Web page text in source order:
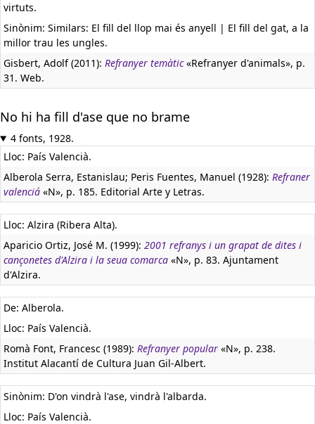
virtuts.
Sinònim: Similars: El fill del llop mai és anyell | El fill del gat, a la
millor trau les ungles.
Gisbert, Adolf (2011): Refranyer temàtic«Refranyer d'animals», p.
31. Web.
No hi ha fill d'ase que no brame
4 fonts, 1928.
Lloc: País Valencià.
Alberola Serra, Estanislau; Peris Fuentes, Manuel (1928): Refraner
valenciá «N», p. 185. Editorial Arte y Letras.
Lloc: Alzira (Ribera Alta).
Aparicio Ortiz, José M. (1999): 2001 refranys i un grapat de dites i
cançonetes d'Alzira i la seua comarca «N», p. 83. Ajuntament
d'Alzira.
De: Alberola.
Lloc: País Valencià.
Romà Font, Francesc (1989): Refranyer popular «N», p. 238.
Institut Alacantí de Cultura Juan Gil-Albert.
Sinònim: D'on vindrà l'ase, vindrà l'albarda.
Lloc: País Valencià.